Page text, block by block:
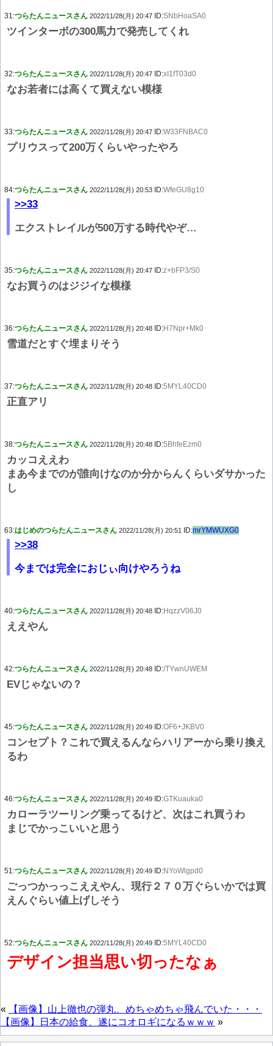
31:つらたんニュースさん 2022/11/28(月) 20:47 ID:SNbHoaSA0
ツインターボの300馬力で発売してくれ
32:つらたんニュースさん 2022/11/28(月) 20:47 ID:xI1fT03d0
なお若者には高くて買えない模様
33:つらたんニュースさん 2022/11/28(月) 20:47 ID:W33FNBAC0
プリウスって200万くらいやったやろ
84:つらたんニュースさん 2022/11/28(月) 20:53 ID:WfeGU8g10
>>33
エクストレイルが500万する時代やぞ…
35:つらたんニュースさん 2022/11/28(月) 20:47 ID:z+bFP3/S0
なお買うのはジジイな模様
36:つらたんニュースさん 2022/11/28(月) 20:48 ID:H7Npr+Mk0
雪道だとすぐ埋まりそう
37:つらたんニュースさん 2022/11/28(月) 20:48 ID:5MYL40CD0
正直アリ
38:つらたんニュースさん 2022/11/28(月) 20:48 ID:5BhfeEzm0
カッコええわ
まあ今までのが誰向けなのか分からんくらいダサかった
し
63:はじめのつらたんニュースさん 2022/11/28(月) 20:51 ID:mrYMWUXG0
>>38
今までは完全におじぃ向けやろうね
40:つらたんニュースさん 2022/11/28(月) 20:48 ID:HqzzV06J0
ええやん
42:つらたんニュースさん 2022/11/28(月) 20:48 ID:/TYwnUWEM
EVじゃないの？
45:つらたんニュースさん 2022/11/28(月) 20:49 ID:OF6+JKBV0
コンセプト？これで買えるんならハリアーから乗り換え
るわ
46:つらたんニュースさん 2022/11/28(月) 20:49 ID:GTKuauka0
カローラツーリング乗ってるけど、次はこれ買うわ
まじでかっこいいと思う
51:つらたんニュースさん 2022/11/28(月) 20:49 ID:NYoWlgpd0
ごっつかっっこええやん、現行２７０万ぐらいかでは買
えんぐらい値上げしそう
52:つらたんニュースさん 2022/11/28(月) 20:49 ID:5MYL40CD0
デザイン担当思い切ったなぁ
«
【画像】山上徹也の弾丸、めちゃめちゃ飛んでいた・・・
【画像】日本の給食、遂にコオロギになるｗｗｗ »